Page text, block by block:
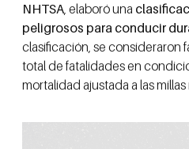
NHTSA, elaboró una
peligrosos para conducir
clasificación, se consideraron
total de fatalidades en
mortalidad ajustada a las